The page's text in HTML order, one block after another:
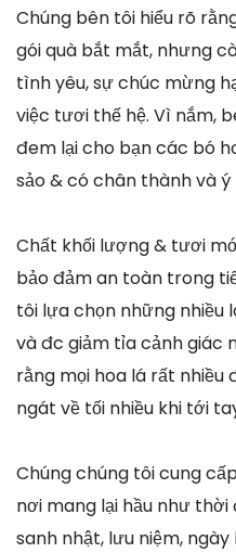
Chúng bên tôi hiểu rõ
gói quà bắt mắt, nhưng
tình yêu, sự chúc mừng
việc tươi thế hệ. Vì nắm,
đem lại cho bạn các bó
sảo & có chân thành và
Chất khối lượng & tươi
bảo đảm an toàn trong
tôi lựa chọn những
và đc giảm tỉa cảnh giác
rằng mọi hoa lá rất
ngát về tối nhiều khi tới
Chúng chúng tôi cung
nơi mang lại hầu như
sanh nhật, lưu niệm,